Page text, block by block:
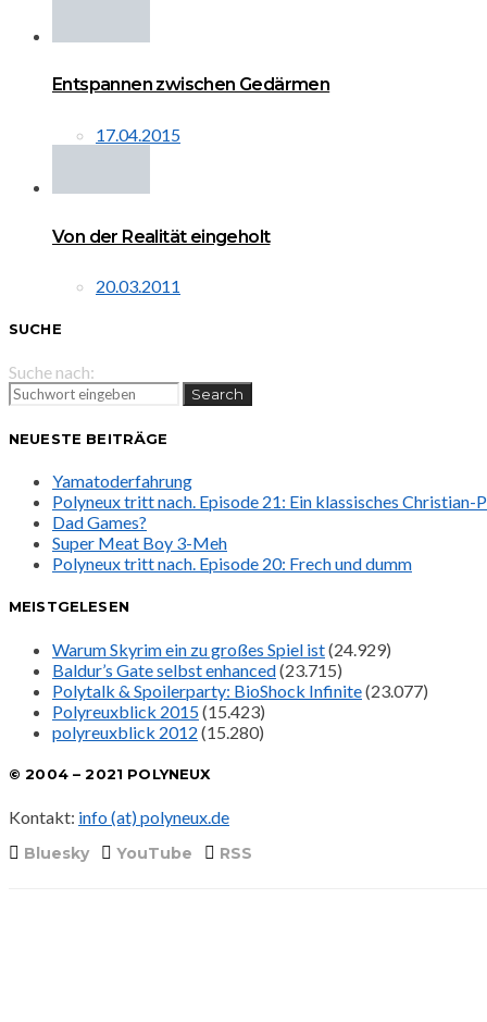
Entspannen zwischen Gedärmen
17.04.2015
Von der Realität eingeholt
20.03.2011
SUCHE
Suche nach:
Search
NEUESTE BEITRÄGE
Yamatoderfahrung
Polyneux tritt nach. Episode 21: Ein klassisches Christian-
Dad Games?
Super Meat Boy 3-Meh
Polyneux tritt nach. Episode 20: Frech und dumm
MEISTGELESEN
Warum Skyrim ein zu großes Spiel ist(24.929)
Baldur’s Gate selbst enhanced(23.715)
Polytalk & Spoilerparty: BioShock Infinite(23.077)
Polyreuxblick 2015(15.423)
polyreuxblick 2012 (15.280)
© 2004 – 2021 POLYNEUX
Kontakt: info (at) polyneux.de
Bluesky YouTube RSS